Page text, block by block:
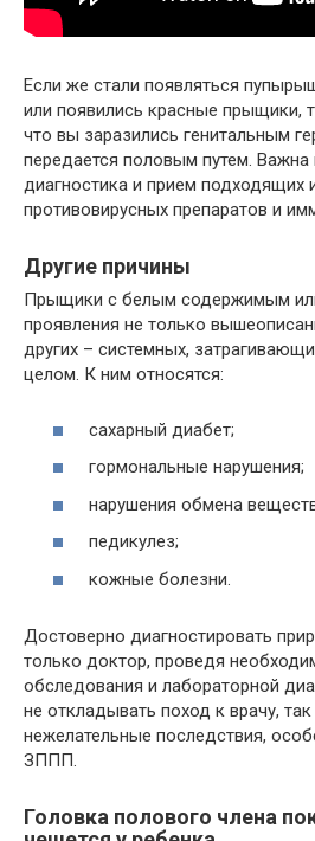
Если же стали появляться
или появились красные прыщики,
что вы заразились генитальным
передается половым путем. Важна
диагностика и прием подходящих
противовирусных препаратов и
Другие причины
Прыщики с белым содержимым
проявления не только
других – системных,
целом. К ним относятся:
сахарный диабет;
гормональные нарушения;
нарушения обмена
педикулез;
кожные болезни.
Достоверно диагностировать
только доктор, проведя
обследования и лабораторной
не откладывать поход к врачу,
нежелательные последствия,
ЗППП.
Головка полового члена